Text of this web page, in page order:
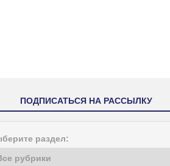
ПОДПИСАТЬСЯ НА РАССЫЛКУ
раздел: